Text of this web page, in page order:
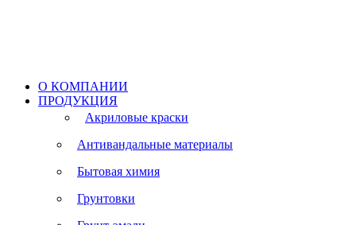
О КОМПАНИИ
ПРОДУКЦИЯ
Акриловые краски
Антивандальные материалы
Бытовая химия
Грунтовки